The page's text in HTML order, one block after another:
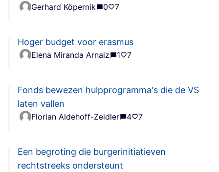
Gerhard Köpernik 0 7
Hoger budget voor erasmus
Elena Miranda Arnaiz 1 7
Fonds bewezen hulpprogramma's die de VS
laten vallen
Florian Aldehoff-Zeidler 4 7
Een begroting die burgerinitiatieven
rechtstreeks ondersteunt